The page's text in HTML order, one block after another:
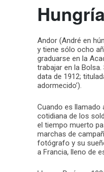
Andor (André en
y tiene sólo ocho
graduarse en la
trabajar en la
data de 1912;
adormecido’).
Cuando es llamado
cotidiana de los
el tiempo muerto
marchas de
fotógrafo y su
a Francia, lleno de